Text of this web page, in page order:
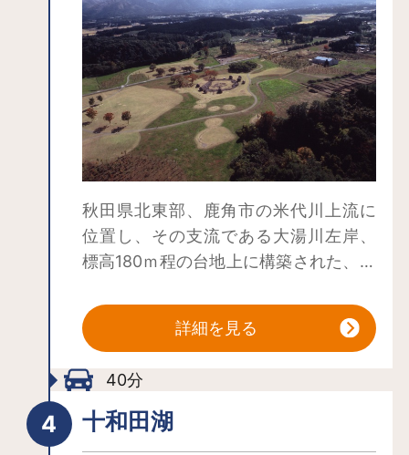
秋田県北東部、鹿角市の米代川上流に
位置し、その支流である大湯川左岸、
標高180ｍ程の台地上に構築された、縄
年～紀元前1,500年頃)の環状列石を中心
とした遺跡です。 環状列石の形態は、
環状集落を背景としたものと考えられ
ます。遺跡の中心として万座(まんざ)と
詳細を見る
40分
十和田湖